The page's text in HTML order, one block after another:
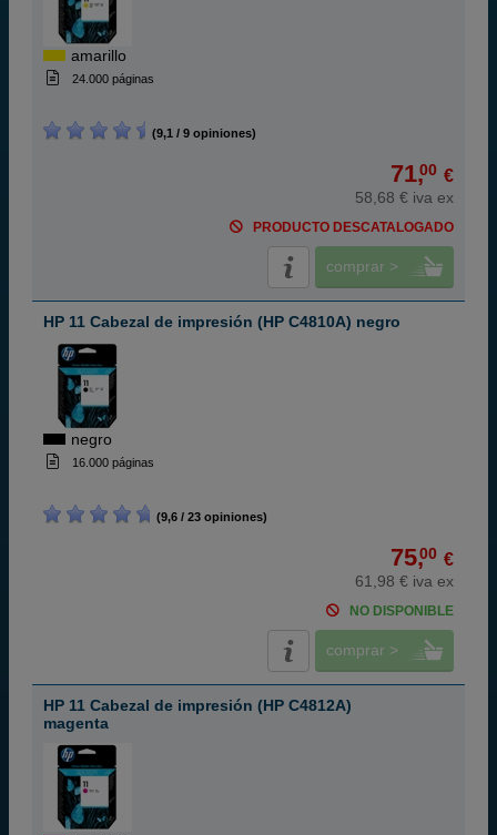
amarillo
24.000 páginas
(9,1 / 9 opiniones)
71,00 €
58,68 € iva ex
PRODUCTO DESCATALOGADO
comprar >
HP 11 Cabezal de impresión (HP C4810A) negro
negro
16.000 páginas
(9,6 / 23 opiniones)
75,00 €
61,98 € iva ex
NO DISPONIBLE
comprar >
HP 11 Cabezal de impresión (HP C4812A)
magenta